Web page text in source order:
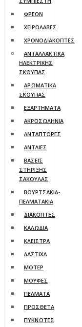
ΦΡΕΟΝ
ΧΕΙΡΟΛΑΒΕΣ
ΧΡΟΝΟΔΙΑΚΟΠΤΕΣ
ΑΝΤΑΛΛΑΚΤΙΚΑ
ΗΛΕΚΤΡΙΚΗΣ
ΣΚΟΥΠΑΣ
ΑΡΩΜΑΤΙΚΑ
ΣΚΟΥΠΑΣ
ΕΞΑΡΤΗΜΑΤΑ
ΑΚΡΟΣΩΛΗΝΙΑ
ΑΝΤΑΠΤΟΡΕΣ
ΑΝΤΛΙΕΣ
ΒΑΣΕΙΣ
ΣΤΗΡΙΞΗΣ
ΣΑΚΟΥΛΑΣ
ΒΟΥΡΤΣΑΚΙΑ-
ΠΕΛΜΑΤΑΚΙA
ΔΙΑΚΟΠΤΕΣ
ΚΑΛΩΔΙΑ
ΚΛΕΙΣΤΡΑ
ΛΑΣΤΙΧΑ
ΜΟΤΕΡ
ΜΟΥΦΕΣ
ΠΕΛΜΑΤΑ
ΠΡΟΣΘΕΤΑ
ΠΥΚΝΩΤΕΣ